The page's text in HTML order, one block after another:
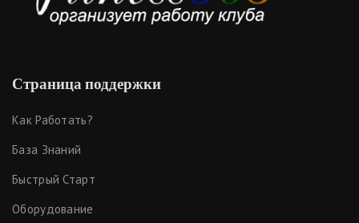
Страница поддержки
Как Работать?
База Знаний
Быстрый Старт
Оборудование